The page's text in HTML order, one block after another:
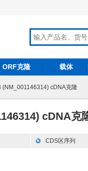
ORF克隆 载体
(NM_001146314) cDNA克隆
cDNA克
CDS区序列